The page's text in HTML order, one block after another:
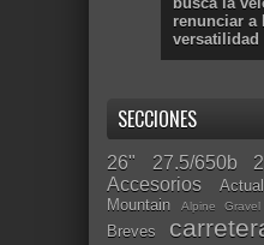
renunciar a
versatilidad
SECCIONES
26" 27.5/650b
Accesorios
Mountain
Alpine
Breves